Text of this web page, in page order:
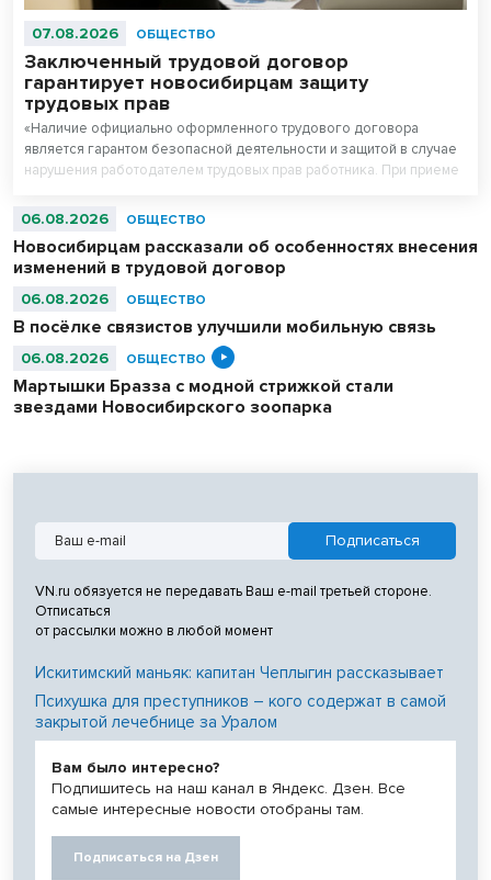
07.08.2026 ОБЩЕСТВО
Заключенный трудовой договор
гарантирует новосибирцам защиту
трудовых прав
«Наличие официально оформленного трудового договора
является гарантом безопасной деятельности и защитой в случае
нарушения работодателем трудовых прав работника. При приеме
договор», - рассказал руководитель Государственной инспекции
06.08.2026 ОБЩЕСТВО
Новосибирцам рассказали об особенностях внесения
изменений в трудовой договор
06.08.2026 ОБЩЕСТВО
В посёлке связистов улучшили мобильную связь
06.08.2026 ОБЩЕСТВО
Мартышки Бразза с модной стрижкой стали
звездами Новосибирского зоопарка
VN.ru обязуется не передавать Ваш e-mail третьей стороне.
Отписаться
от рассылки можно в любой момент
Искитимский маньяк: капитан Чеплыгин рассказывает
Психушка для преступников – кого содержат в самой
закрытой лечебнице за Уралом
Вам было интересно?
Подпишитесь на наш канал в Яндекс. Дзен. Все
самые интересные новости отобраны там.
Подписаться на Дзен